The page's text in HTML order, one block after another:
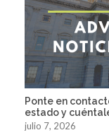
Ponte en
estado y
julio 7, 2026